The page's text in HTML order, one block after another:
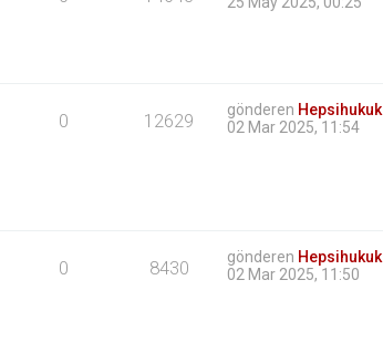
0 12629 gönderen Hepsihukuk
02 Mar 2025, 11:54
0 8430 gönderen Hepsihukuk
02 Mar 2025, 11:50